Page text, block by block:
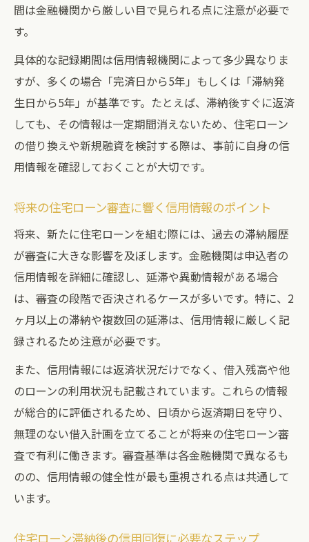
間は金融機関から厳しい目で見られる点に注意が必要で
す。
具体的な記録期間は信用情報機関によって多少異なりま
すが、多くの場合「完済日から5年」もしくは「滞納発
生日から5年」が基準です。たとえば、滞納後すぐに返済
しても、その情報は一定期間消えないため、住宅ローン
の借り換えや新規融資を検討する際は、事前に自身の信
用情報を確認しておくことが大切です。
将来の住宅ローン審査に響く信用情報のポイント
将来、新たに住宅ローンを組む際には、過去の滞納履歴
が審査に大きな影響を及ぼします。金融機関は申込者の
信用情報を詳細に確認し、延滞や異動情報がある場合
は、審査の段階で否決されるケースが多いです。特に、2
ヶ月以上の滞納や複数回の延滞は、信用情報に厳しく記
録されるため注意が必要です。
また、信用情報には返済状況だけでなく、借入残高や他
のローンの利用状況も記載されています。これらの情報
が総合的に評価されるため、日頃から返済期日を守り、
無理のない借入計画を立てることが将来の住宅ローン審
査で有利に働きます。審査基準は各金融機関で異なるも
のの、信用情報の健全性が最も重視される点は共通して
います。
住宅ローン滞納後の信用回復に必要なステップ